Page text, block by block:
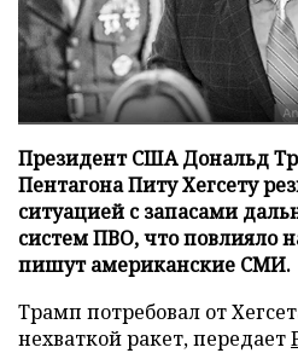
Президент США Дональд
Пентагона Питу Хегсету
ситуацией с запасами
систем ПВО, что повлияло
пишут американские СМИ.
Трамп потребовал от
нехваткой ракет, передает